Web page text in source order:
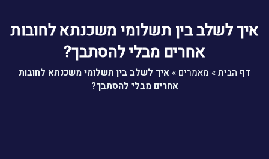
איך לשלב בין תשלומי משכנתא לחובות
אחרים מבלי להסתבך?
דף הבית» מאמרים »איך לשלב בין תשלומי משכנתא לחובות
אחרים מבלי להסתבך?